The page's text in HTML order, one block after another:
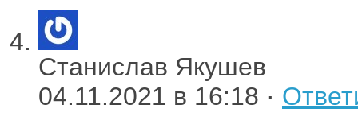
Станислав Якушев
04.11.2021 в 16:18 ·